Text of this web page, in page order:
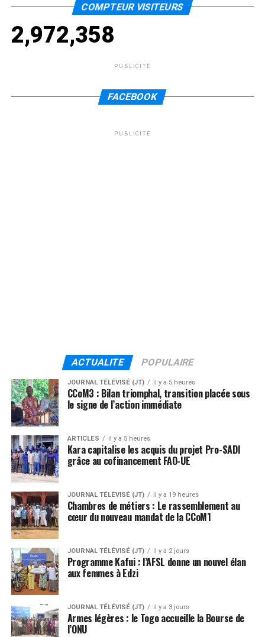
COMPTEUR VISITEURS
2,972,358
PUBLICITÉ
FACEBOOK
PUBLICITÉ
ACTUALITE POPULAIRE
JOURNAL TÉLÉVISÉ (JT) il y a 5 heures
CCoM3 : Bilan triomphal, transition placée sous
le signe de l’action immédiate
ARTICLES il y a 5 heures
Kara capitalise les acquis du projet Pro-SADI
grâce au cofinancement FAO-UE
JOURNAL TÉLÉVISÉ (JT) il y a 19 heures
Chambres de métiers : Le rassemblement au
cœur du nouveau mandat de la CCoM1
JOURNAL TÉLÉVISÉ (JT) il y a 2 jours
Programme Kafui : l’AFSL donne un nouvel élan
aux femmes à Edzi
JOURNAL TÉLÉVISÉ (JT) il y a 3 jours
Armes légères : le Togo accueille la Bourse de
l’ONU